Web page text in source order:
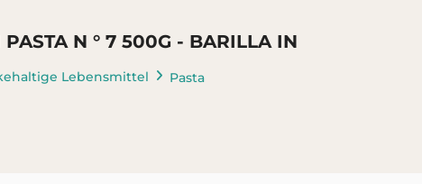
Babypflege
Babymilch im 1. Lebensalter
N ° 7 500G - BARILLA IN
Lebensmittel Pasta